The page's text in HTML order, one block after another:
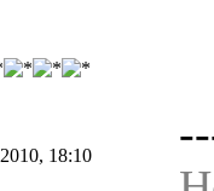
18:10